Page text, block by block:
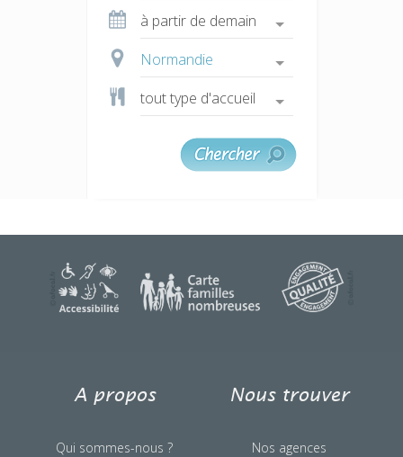
A propos
Qui sommes-nous ?
Nous trouver
Nos agences